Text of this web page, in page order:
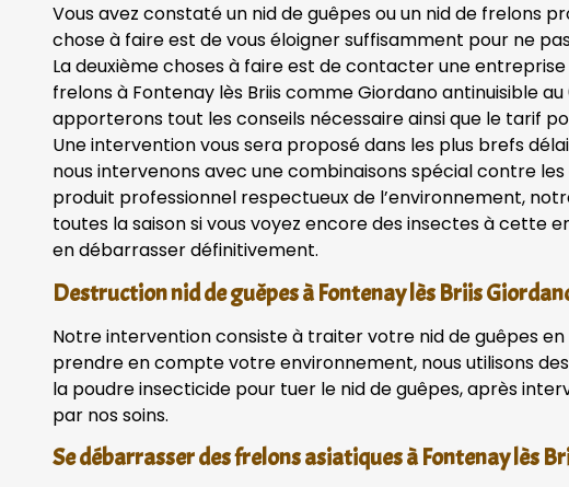
Vous avez constaté un nid de guêpes ou un nid de frelons
chose à faire est de vous éloigner suffisamment pour ne
La deuxième choses à faire est de contacter une
frelons à Fontenay lès Briis comme Giordano antinuisible au
apporterons tout les conseils nécessaire ainsi que le tarif
Une intervention vous sera proposé dans les plus brefs
nous intervenons avec une combinaisons spécial contre
produit professionnel respectueux de l’environnement,
toutes la saison si vous voyez encore des insectes à cette
en débarrasser définitivement.
Destruction nid de guêpes à Fontenay lès Briis
Notre intervention consiste à traiter votre nid de guêpes
prendre en compte votre environnement, nous utilisons
la poudre insecticide pour tuer le nid de guêpes, après
par nos soins.
Se débarrasser des frelons asiatiques à Fontenay lès